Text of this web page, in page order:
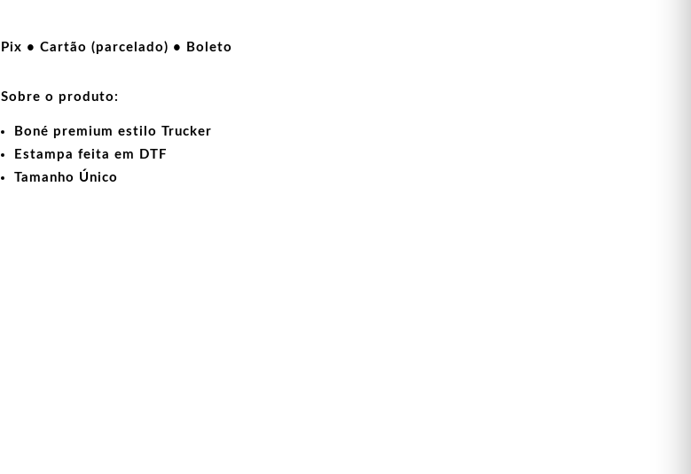
Pix • Cartão (parcelado) • Boleto
Sobre o produto:
Boné premium estilo Trucker
Estampa feita em DTF
Tamanho Único